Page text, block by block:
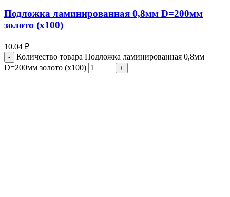
Подложка ламинированная 0,8мм D=200мм
золото (х100)
10.04 ₽
Количество товара Подложка ламинированная 0,8мм
D=200мм золото (х100)